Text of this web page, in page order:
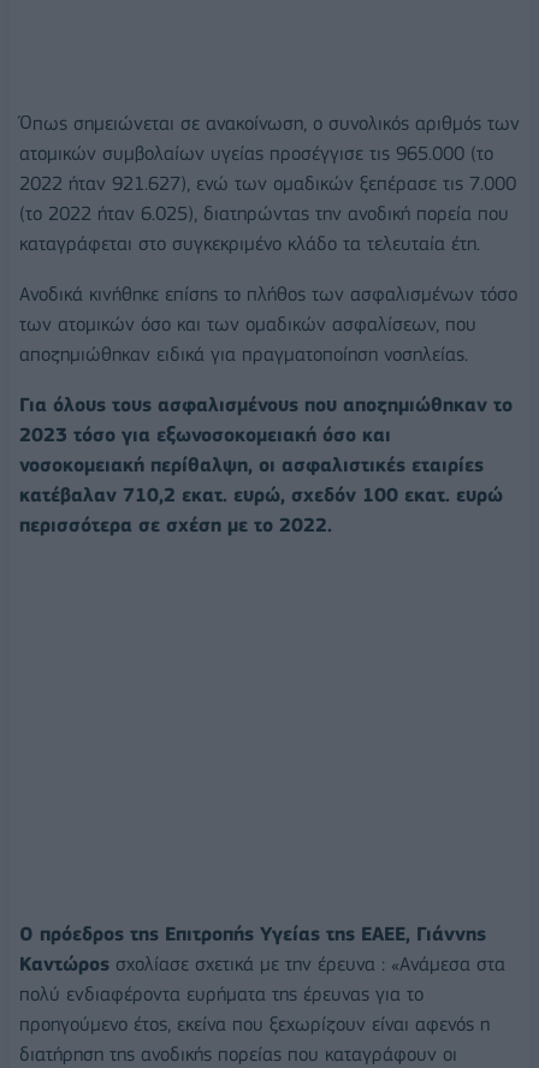
Όπως σημειώνεται σε ανακοίνωση, ο συνολικός αριθμός των
ατομικών συμβολαίων υγείας προσέγγισε τις 965.000 (το
2022 ήταν 921.627), ενώ των ομαδικών ξεπέρασε τις 7.000
(το 2022 ήταν 6.025), διατηρώντας την ανοδική πορεία που
καταγράφεται στο συγκεκριμένο κλάδο τα τελευταία έτη.
Ανοδικά κινήθηκε επίσης το πλήθος των ασφαλισμένων τόσο
των ατομικών όσο και των ομαδικών ασφαλίσεων, που
αποζημιώθηκαν ειδικά για πραγματοποίηση νοσηλείας.
Για όλους τους ασφαλισμένους που αποζημιώθηκαν το
2023 τόσο για εξωνοσοκομειακή όσο και
νοσοκομειακή περίθαλψη, οι ασφαλιστικές εταιρίες
κατέβαλαν 710,2 εκατ. ευρώ, σχεδόν 100 εκατ. ευρώ
περισσότερα σε σχέση με το 2022.
Ο πρόεδρος της Επιτροπής Υγείας της ΕΑΕΕ, Γιάννης
Καντώρος σχολίασε σχετικά με την έρευνα : «Ανάμεσα στα
πολύ ενδιαφέροντα ευρήματα της έρευνας για το
προηγούμενο έτος, εκείνα που ξεχωρίζουν είναι αφενός η
διατήρηση της ανοδικής πορείας που καταγράφουν οι